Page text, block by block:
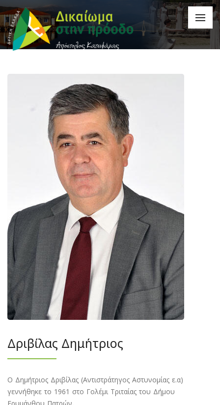
Δριβίλας Δημήτριος
Ο Δημήτριος Δριβίλας (Αντιστράτηγος Αστυνομίας ε.α)
γεννήθηκε το 1961 στο Γολέμι Τριταίας του Δήμου